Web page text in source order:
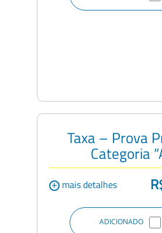
Taxa – Prova
Categoria
+ mais detalhes
ADICIONADO